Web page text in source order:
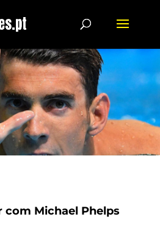
com Michael Phelps